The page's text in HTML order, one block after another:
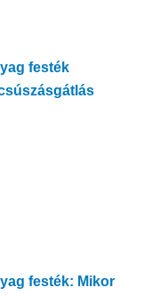
festék
festék: Mikor